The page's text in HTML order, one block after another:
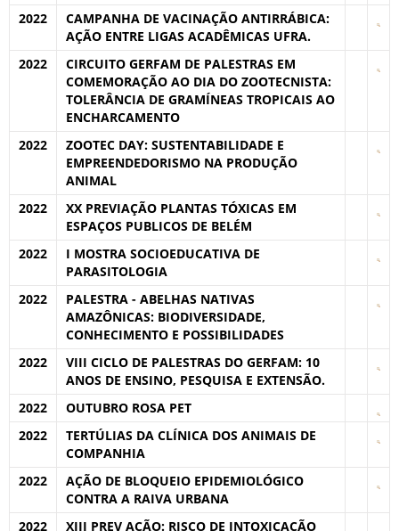
2022
CAMPANHA DE VACINAÇÃO ANTIRRÁBICA:
AÇÃO ENTRE LIGAS ACADÊMICAS UFRA.
2022
CIRCUITO GERFAM DE PALESTRAS EM
COMEMORAÇÃO AO DIA DO ZOOTECNISTA:
TOLERÂNCIA DE GRAMÍNEAS TROPICAIS AO
ENCHARCAMENTO
2022
ZOOTEC DAY: SUSTENTABILIDADE E
EMPREENDEDORISMO NA PRODUÇÃO
ANIMAL
2022
XX PREVIAÇÃO PLANTAS TÓXICAS EM
ESPAÇOS PUBLICOS DE BELÉM
2022
I MOSTRA SOCIOEDUCATIVA DE
PARASITOLOGIA
2022
PALESTRA - ABELHAS NATIVAS
AMAZÔNICAS: BIODIVERSIDADE,
CONHECIMENTO E POSSIBILIDADES
2022
VIII CICLO DE PALESTRAS DO GERFAM: 10
ANOS DE ENSINO, PESQUISA E EXTENSÃO.
2022
OUTUBRO ROSA PET
2022
TERTÚLIAS DA CLÍNICA DOS ANIMAIS DE
COMPANHIA
2022
AÇÃO DE BLOQUEIO EPIDEMIOLÓGICO
CONTRA A RAIVA URBANA
2022
XIII PREV AÇÃO: RISCO DE INTOXICAÇÃO